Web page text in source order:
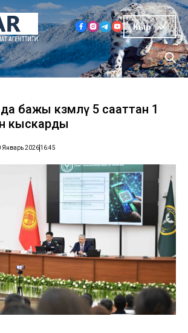
Кыр
бажы көзөмөлү 5 сааттан 1
кыскарды
Январь 202616:45